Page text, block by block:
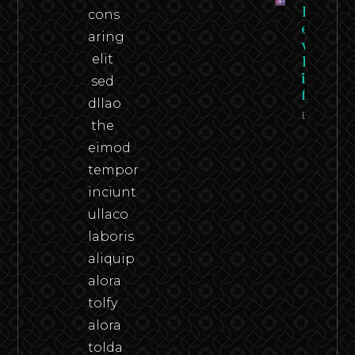
cons
aring
elit
sed
dllao
the
eimod
tempor
inciunt
ullaco
laboris
aliquip
alora
tolfy
alora
tolda
en
viva –
in the
flesh
Leer